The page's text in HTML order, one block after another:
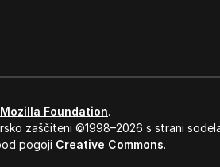
Mozilla Foundation.
zaščiteni ©1998–2026 s strani
pogoji Creative Commons.